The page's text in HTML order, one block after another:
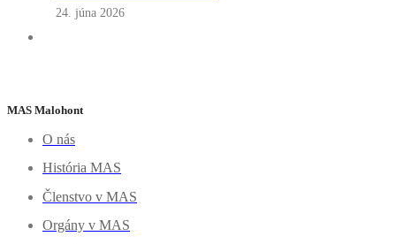
24. júna 2026
MAS Malohont
O nás
História MAS
Členstvo v MAS
Orgány v MAS